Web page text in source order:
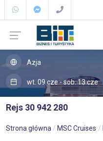
Azja
wt. 09 cze - sob. 13 cze
Rejs 30 942 280
Strona główna MSC Cruises